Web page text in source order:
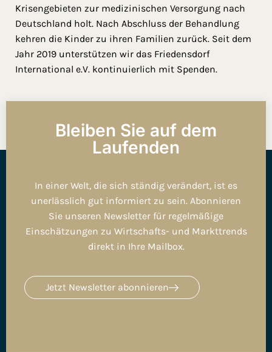
Krisengebieten zur medizinischen Versorgung nach
Deutschland holt. Nach Abschluss der Behandlung
kehren die Kinder zu ihren Familien zurück. Seit dem
Jahr 2019 unterstützen wir das Friedensdorf
International e.V. kontinuierlich mit Spenden.
Bleiben Sie auf dem
Laufenden
In einer Welt, die sich ständig verändert, ist es
unerlässlich gut informiert zu sein. Abonnieren
Sie unseren Newsletter für regelmäßige
Einschätzungen zu Wirtschafts- und Markttrends
direkt in Ihre Mailbox.
Jetzt Newsletter abonnieren